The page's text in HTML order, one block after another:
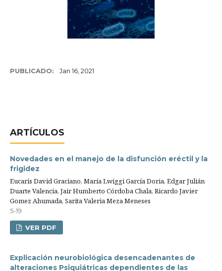
PUBLICADO: Jan 16, 2021
ARTÍCULOS
Novedades en el manejo de la disfunción eréctil y la
frigidez
Eucaris David Graciano, María Lwiggi García Doria, Edgar Julián
Duarte Valencia, Jair Humberto Córdoba Chala, Ricardo Javier
Gomez Ahumada, Sarita Valeria Meza Meneses
5-19
VER PDF
Explicación neurobiológica desencadenantes de
alteraciones Psiquiátricas dependientes de las